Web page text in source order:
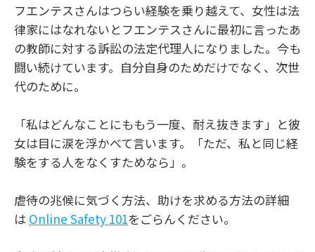
フエンテスさんはつらい経験を乗り越えて、女性は法
律家にはなれないとフエンテスさんに最初に言ったあ
の教師に対する訴訟の法定代理人になりました。今も
闘い続けています。自分自身のためだけでなく、次世
代のために。
「私はどんなことにももう一度、耐え抜きます」と彼
女は目に涙を浮かべて言います。「ただ、私と同じ経
験をする人をなくすためなら」。
虐待の兆候に気づく方法、助けを求める方法の詳細
は Online Safety 101をごらんください。